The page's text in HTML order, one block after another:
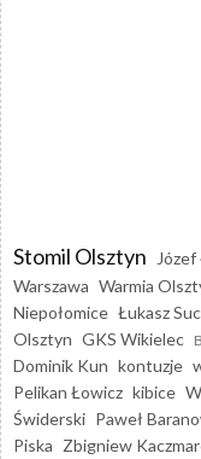
Stomil Olsztyn
Warszawa Warmia
Niepołomice Łukasz
Olsztyn GKS Wikielec
Dominik Kun kontuzje
Pelikan Łowicz kibice
Świderski Paweł
Piska Zbigniew